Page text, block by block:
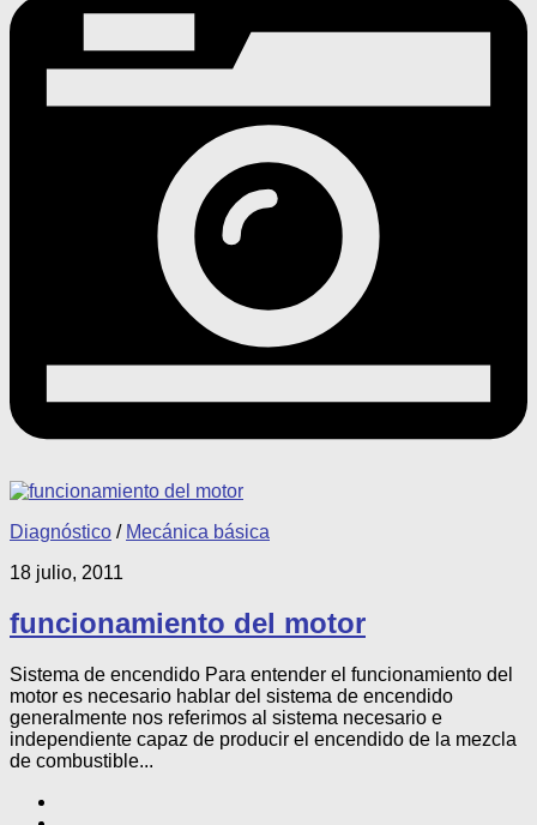
Diagnóstico / Mecánica básica
18 julio, 2011
funcionamiento del motor
Sistema de encendido Para entender el funcionamiento del
motor es necesario hablar del sistema de encendido
generalmente nos referimos al sistema necesario e
independiente capaz de producir el encendido de la mezcla
de combustible...